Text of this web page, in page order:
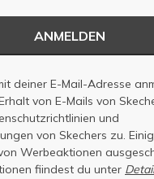
ANMELDEN
deiner E-Mail-Adresse
von E-Mails von
und
von Skechers zu.
Werbeaktionen
fiindest du unter